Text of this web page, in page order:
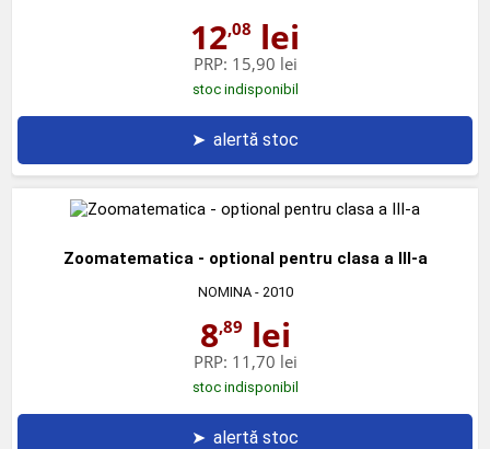
12,08 lei
PRP: 15,90 lei
stoc indisponibil
➤ alertă stoc
Zoomatematica - optional pentru clasa a III-a
NOMINA- 2010
8,89 lei
PRP: 11,70 lei
stoc indisponibil
➤ alertă stoc